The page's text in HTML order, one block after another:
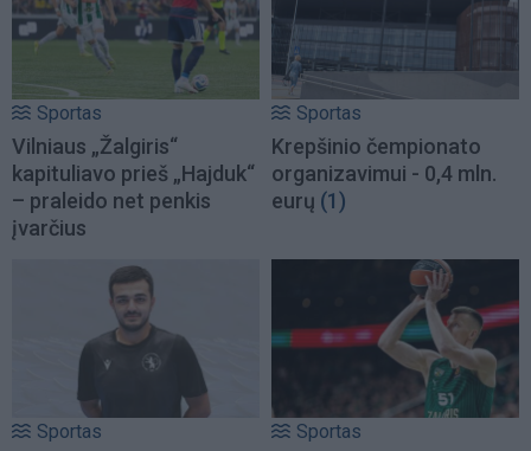
Sportas
Vilniaus „Žalgiris“
kapituliavo prieš „Hajduk“
– praleido net penkis
įvarčius
Sportas
Krepšinio čempionato
organizavimui - 0,4 mln.
eurų (1)
Sportas Sportas